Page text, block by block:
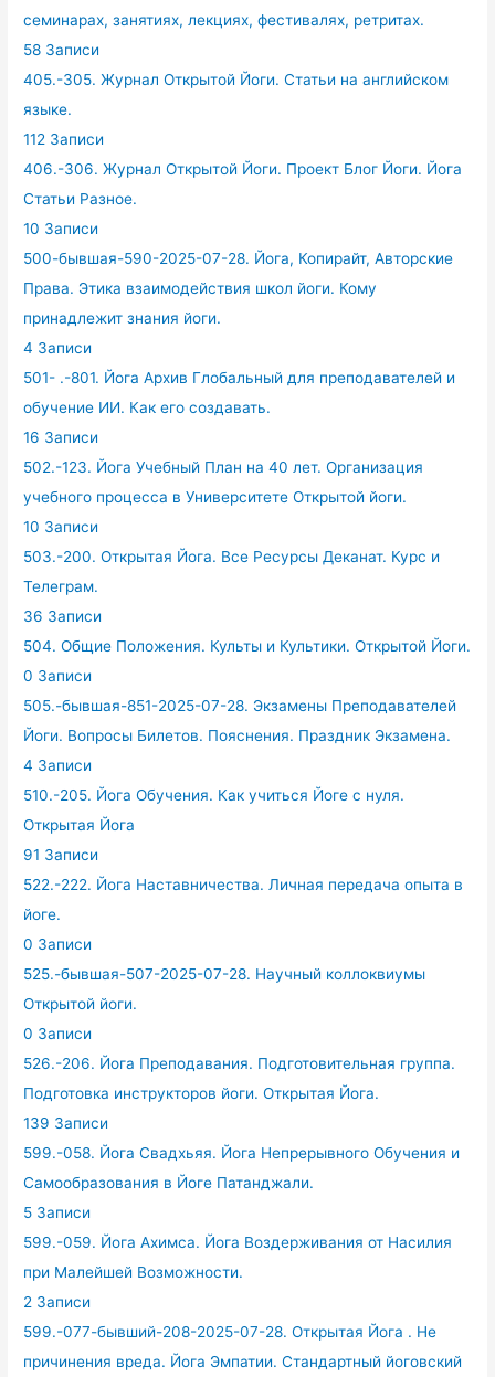
семинарах, занятиях, лекциях, фестивалях, ретритах.
58 Записи
405.-305. Журнал Открытой Йоги. Статьи на английском
языке.
112 Записи
406.-306. Журнал Открытой Йоги. Проект Блог Йоги. Йога
Статьи Разное.
10 Записи
500-бывшая-590-2025-07-28. Йога, Копирайт, Авторские
Права. Этика взаимодействия школ йоги. Кому
принадлежит знания йоги.
4 Записи
501- .-801. Йога Архив Глобальный для преподавателей и
обучение ИИ. Как его создавать.
16 Записи
502.-123. Йога Учебный План на 40 лет. Организация
учебного процесса в Университете Открытой йоги.
10 Записи
503.-200. Открытая Йога. Все Ресурсы Деканат. Курс и
Телеграм.
36 Записи
504. Общие Положения. Культы и Культики. Открытой Йоги.
0 Записи
505.-бывшая-851-2025-07-28. Экзамены Преподавателей
Йоги. Вопросы Билетов. Пояснения. Праздник Экзамена.
4 Записи
510.-205. Йога Обучения. Как учиться Йоге с нуля.
Открытая Йога
91 Записи
522.-222. Йога Наставничества. Личная передача опыта в
йоге.
0 Записи
525.-бывшая-507-2025-07-28. Научный коллоквиумы
Открытой йоги.
0 Записи
526.-206. Йога Преподавания. Подготовительная группа.
Подготовка инструкторов йоги. Открытая Йога.
139 Записи
599.-058. Йога Свадхьяя. Йога Непрерывного Обучения и
Самообразования в Йоге Патанджали.
5 Записи
599.-059. Йога Ахимса. Йога Воздерживания от Насилия
при Малейшей Возможности.
2 Записи
599.-077-бывший-208-2025-07-28. Открытая Йога . Не
причинения вреда. Йога Эмпатии. Стандартный йоговский